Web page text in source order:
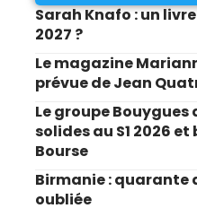
Sarah Knafo : un
2027 ?
Le magazine
prévue de Jean
Le groupe
solides au S1 2026 et
Bourse
Birmanie : quarante
oubliée